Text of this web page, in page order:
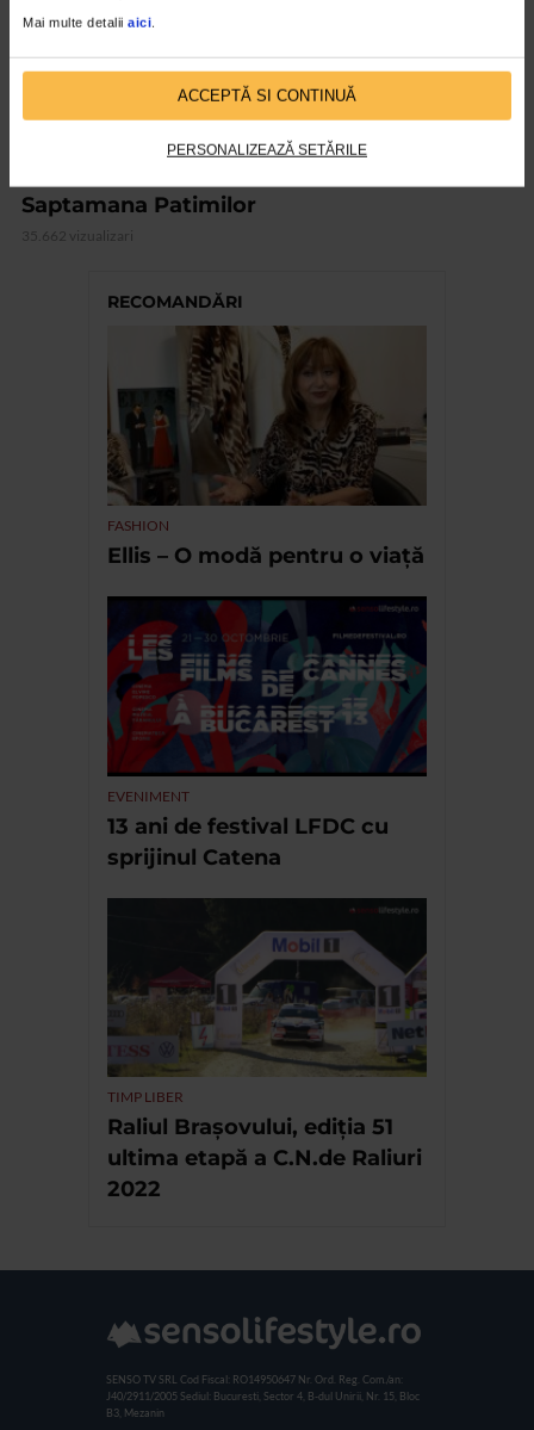
Mai multe detalii aici.
ACCEPTĂ SI CONTINUĂ
PERSONALIZEAZĂ SETĂRILE
Saptamana Patimilor
35.662 vizualizari
RECOMANDĂRI
FASHION
Ellis – O modă pentru o viață
EVENIMENT
13 ani de festival LFDC cu
sprijinul Catena
TIMP LIBER
Raliul Brașovului, ediția 51
ultima etapă a C.N.de Raliuri
2022
SENSO TV SRL Cod Fiscal: RO14950647 Nr. Ord. Reg. Com./an:
J40/2911/2005 Sediul: Bucuresti, Sector 4, B-dul Unirii, Nr. 15, Bloc
B3, Mezanin